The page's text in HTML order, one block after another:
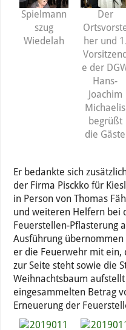
Spielmann
szug
Wiedelah
Der
her und 1.
Vorsitzend
e der
Hans-
Joachim
Michaelis
begrüßt
die Gäste
Er bedankte sich
der Firma Pisckko für
in Person von Thomas
und weiteren Helfern bei
Feuerstellen-Pflasterung
Ausführung
er die Feuerwehr mit ein,
zur Seite steht sowie die
Weihnachtsbaum
eingesammelten Betrag
Erneuerung der